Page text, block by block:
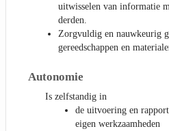
uitwisselen van informatie
derden.
Zorgvuldig en nauwkeurig
gereedschappen en
Autonomie
Is zelfstandig in
de uitvoering en
eigen werkzaamheden